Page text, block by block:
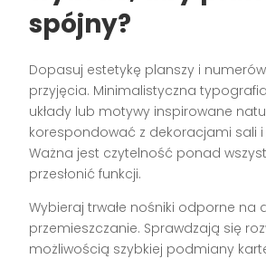
spójny?
Dopasuj estetykę planszy i
przyjęcia. Minimalistyczna
układy lub motywy inspirowane
korespondować z dekoracjami sali
Ważna jest czytelność ponad
przesłonić funkcji.
Wybieraj trwałe nośniki odporne na
przemieszczanie. Sprawdzają się
możliwością szybkiej podmiany